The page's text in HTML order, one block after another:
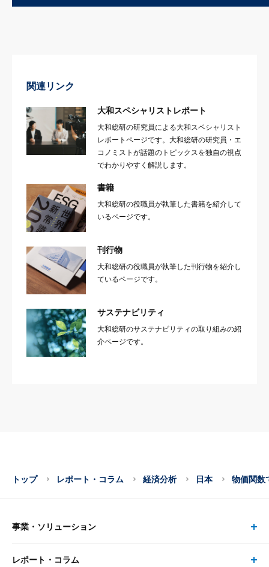
関連リンク
大和スペシャリストレポート
大和総研の研究員による大和スペシャリスト
レポートページです。大和総研の研究員・エ
コノミストが話題のトピックスを独自の視点
でわかりやすく解説します。
書籍
大和総研の役職員が執筆した書籍を紹介して
いるページです。
刊行物
大和総研の役職員が執筆した刊行物を紹介し
ているページです。
サステナビリティ
大和総研のサステナビリティの取り組みの紹
介ページです。
トップ レポート・コラム 経済分析 日本 物価関数
事業・ソリューション
事業・ソリューション トップ
レポート・コラム